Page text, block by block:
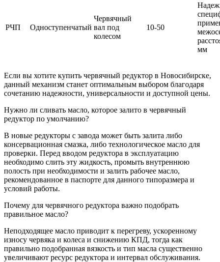
РЧП Одноступенчатый
Червячный
вал под
колесом
10-50
мм
Если вы хотите купить червячный редуктор в Новосибирске,
данный механизм станет оптимальным выбором благодаря
сочетанию надежности, универсальности и доступной цены.
Нужно ли сливать масло, которое залито в червячный
редуктор по умолчанию?
В новые редукторы с завода может быть залита либо
консервационная смазка, либо технологическое масло для
проверки. Перед вводом редуктора в эксплуатацию
необходимо слить эту жидкость, промыть внутреннюю
полость при необходимости и залить рабочее масло,
рекомендованное в паспорте для данного типоразмера и
условий работы.
Почему для червячного редуктора важно подобрать
правильное масло?
Неподходящее масло приводит к перегреву, ускоренному
износу червяка и колеса и снижению КПД, тогда как
правильно подобранная вязкость и тип масла существенно
увеличивают ресурс редуктора и интервал обслуживания.